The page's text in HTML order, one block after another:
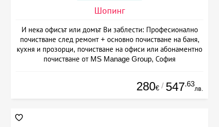
Шопинг
И нека офисът или домът Ви заблести: Професионално
почистване след ремонт + основно почистване на баня,
кухня и прозорци, почистване на офиси или абонаментно
почистване от MS Manage Group, София
280€ / 547.63
лв.